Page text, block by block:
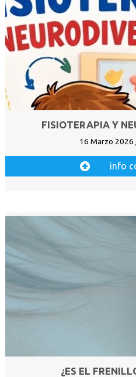
FISIOTERAPIA Y
16 Marzo 2026
info
¿ES EL